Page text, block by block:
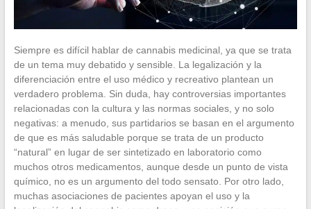
Siempre es difícil hablar de cannabis medicinal, ya que se trata
de un tema muy debatido y sensible. La legalización y la
diferenciación entre el uso médico y recreativo plantean un
verdadero problema. Sin duda, hay controversias importantes
relacionadas con la cultura y las normas sociales, y no solo
negativas: a menudo, sus partidarios se basan en el argumento
de que es más saludable porque se trata de un producto
“natural” en lugar de ser sintetizado en laboratorio como
muchos otros medicamentos, aunque desde un punto de vista
químico, no es un argumento del todo sensato. Por otro lado,
muchas asociaciones de pacientes apoyan el uso y la